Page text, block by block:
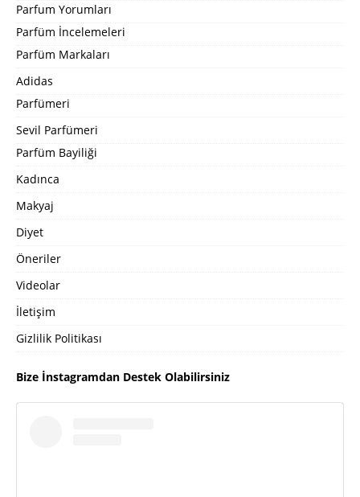
Parfum Yorumları
Parfüm İncelemeleri
Parfüm Markaları
Adidas
Parfümeri
Sevil Parfümeri
Parfüm Bayiliği
Kadınca
Makyaj
Diyet
Öneriler
Videolar
İletişim
Gizlilik Politikası
Bize İnstagramdan Destek Olabilirsiniz